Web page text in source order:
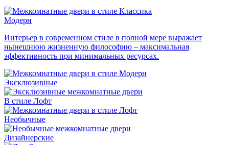
Модерн
Интерьер в современном стиле в полной мере выражает
нынешнюю жизненную философию – максимальная
эффективность при минимальных ресурсах.
Эксклюзивные
В стиле Лофт
Необычные
Дизайнерские